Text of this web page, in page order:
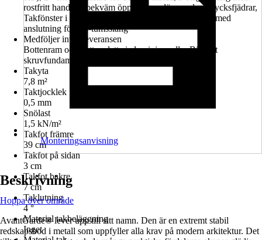
rostfritt handtag, bekväm öppning av dörr med gastrycksfjädrar,
Takfönster i akrylglas med takförsprång, hängränna med
anslutning för 5/4-tumsslang
Medföljer inte i leveransen
Bottenram och bottenplatta i aluminium eller Biohort
skruvfundament finns tillgängliga som tillbehör.
Takyta
7,8 m²
Taktjocklek
0,5 mm
Snölast
1,5 kN/m²
Takfot främre
39 cm
Takfot på sidan
3 cm
Takfot bakre
7 cm
Taklutning
4 °
Material takbeläggning
Inget
Monteringsanvisning
Beskrivning
Hoppa över område
AvantGarde® lever upp till sitt namn. Den är en extremt stabil
redskapsbod i metall som uppfyller alla krav på modern arkitektur. Det